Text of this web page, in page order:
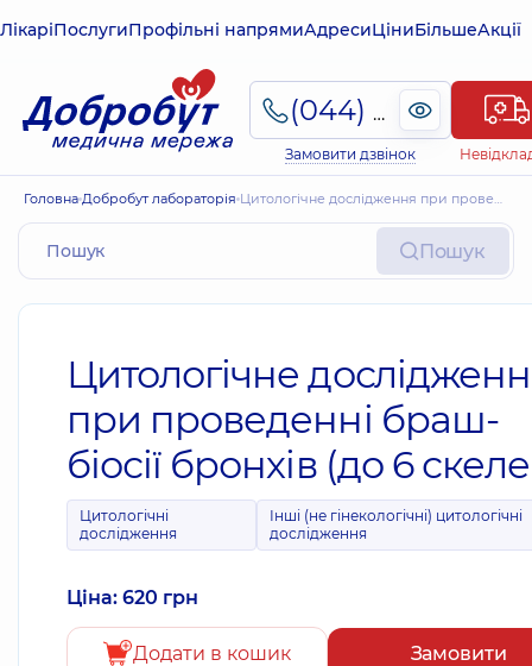
ЛікаріПослугиПрофільні напрямиАдресиЦіниБільшеАкції
(044) 495-2-888
Замовити дзвінок
Головна Добробут лабораторія Цитологічне дослідження при проведенні браш-біосії бронхів (до 6 скелець)
Пошук
Цитологічне
при проведенні браш-
біосії бронхів (до 6
Цитологічні
дослідження
Інші (не гінекологічні) цитологічні
дослідження
Ціна: 620 грн
Додати в кошик Замовити